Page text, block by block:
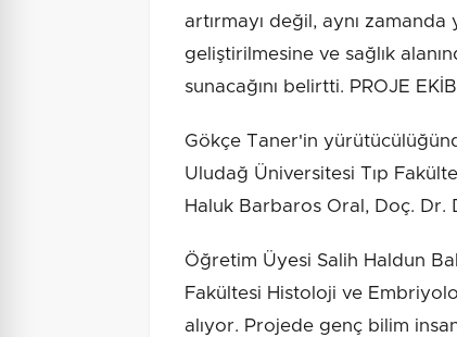
artırmayı değil, aynı
geliştirilmesine ve sağlık
sunacağını belirtti. PROJE
Gökçe Taner'in
Uludağ Üniversitesi Tıp
Haluk Barbaros Oral, Doç. Dr.
Öğretim Üyesi Salih Haldun
Fakültesi Histoloji ve
alıyor. Projede genç bilim